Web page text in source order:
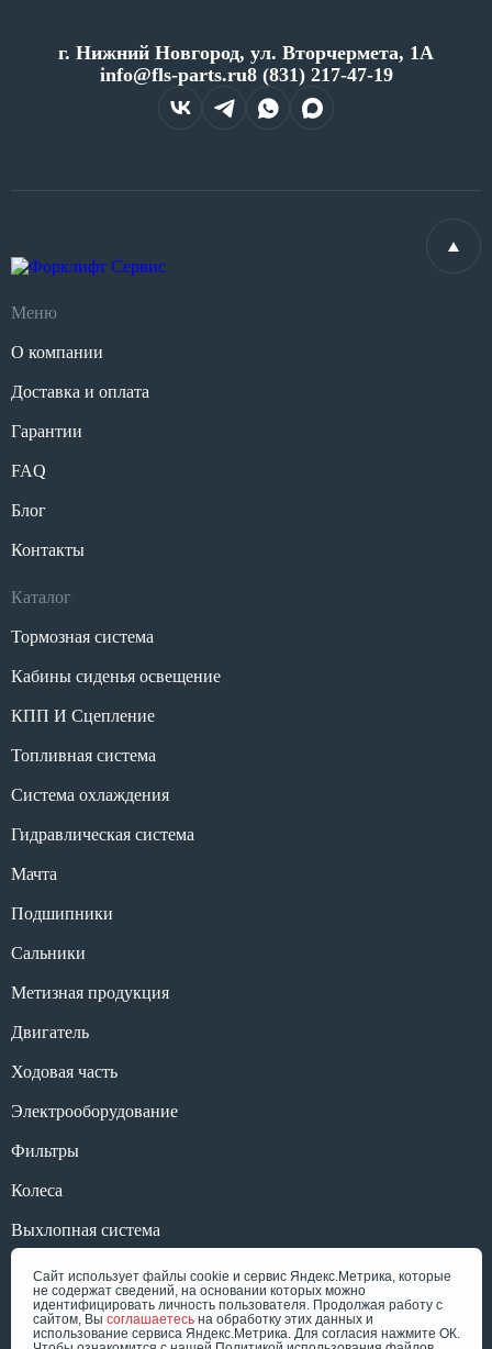
г. Нижний Новгород, ул. Вторчермета, 1А
info@fls-parts.ru8 (831) 217-47-19
Меню
О компании
Доставка и оплата
Гарантии
FAQ
Блог
Контакты
Каталог
Тормозная система
Кабины сиденья освещение
КПП И Сцепление
Топливная система
Система охлаждения
Гидравлическая система
Мачта
Подшипники
Сальники
Метизная продукция
Двигатель
Ходовая часть
Электрооборудование
Фильтры
Колеса
Выхлопная система
Ресурс без названия
Сайт использует файлы cookie и сервис Яндекс.Метрика, которые
не содержат сведений, на основании которых можно
идентифицировать личность пользователя. Продолжая работу с
сайтом, Вы соглашаетесь на обработку этих данных и
использование сервиса Яндекс.Метрика. Для согласия нажмите ОК.